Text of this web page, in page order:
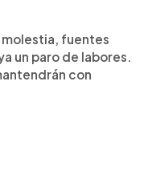
molestia, fuentes
un paro de labores.
con